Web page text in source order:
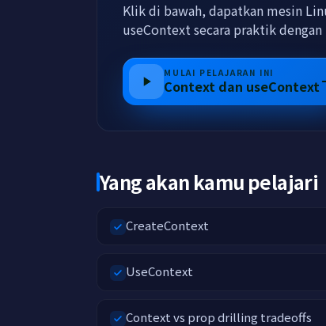
Klik di bawah, dapatkan mesin
useContext secara praktik
MULAI PELAJARAN INI
Context dan useContext
Yang akan kamu pelajari
CreateContext
UseContext
Context vs prop drilling tradeoffs